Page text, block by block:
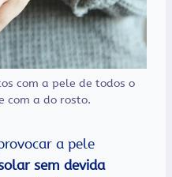
com a pele de todos o
com a do rosto.
a pele
sem devida